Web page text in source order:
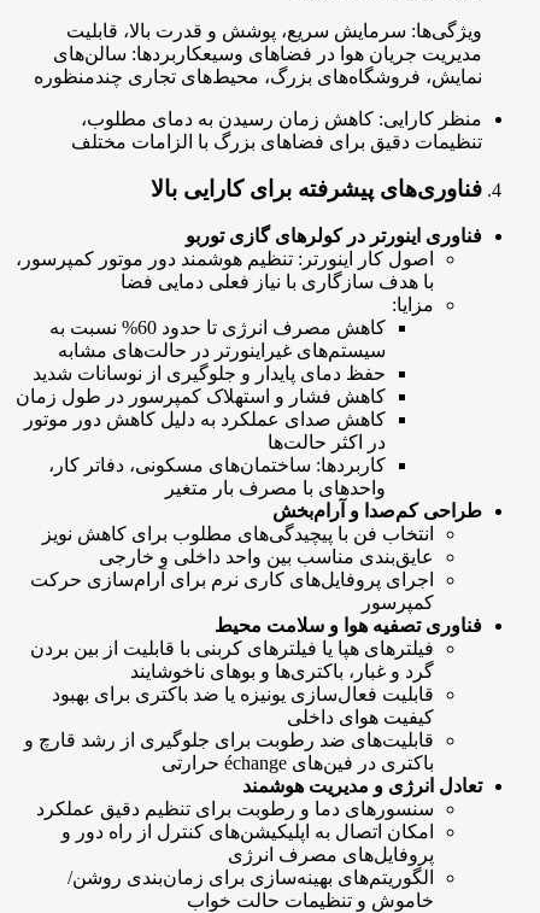
ویژگی‌ها: سرمایش سریع، پوشش و قدرت بالا، قابلیت
مدیریت جریان هوا در فضاهای وسیعکاربردها: سالن‌های
نمایش، فروشگاه‌های بزرگ، محیط‌های تجاری چندمنظوره
منظر کارایی: کاهش زمان رسیدن به دمای مطلوب،
تنظیمات دقیق برای فضاهای بزرگ با الزامات مختلف
فناوری‌های پیشرفته برای کارایی بالا
فناوری اینورتر در کولرهای گازی توربو
اصول کار اینورتر: تنظیم هوشمند دور موتور کمپرسور،
با هدف سازگاری با نیاز فعلی دمایی فضا
مزایا:
کاهش مصرف انرژی تا حدود 60% نسبت به
سیستم‌های غیراینورتر در حالت‌های مشابه
حفظ دمای پایدار و جلوگیری از نوسانات شدید
کاهش فشار و استهلاک کمپرسور در طول زمان
کاهش صدای عملکرد به دلیل کاهش دور موتور
در اکثر حالت‌ها
کاربردها: ساختمان‌های مسکونی، دفاتر کار،
واحدهای با مصرف بار متغیر
طراحی کم‌صدا و آرام‌بخش
انتخاب فن با پیچیدگی‌های مطلوب برای کاهش نویز
عایق‌بندی مناسب بین واحد داخلی و خارجی
اجرای پروفایل‌های کاری نرم برای آرام‌سازی حرکت
کمپرسور
فناوری تصفیه هوا و سلامت محیط
فیلترهای هپا یا فیلترهای کربنی با قابلیت از بین بردن
گرد و غبار، باکتری‌ها و بوهای ناخوشایند
قابلیت فعال‌سازی یونیزه یا ضد باکتری برای بهبود
کیفیت هوای داخلی
قابلیت‌های ضد رطوبت برای جلوگیری از رشد قارچ و
باکتری در فین‌های échange حرارتی
تعادل انرژی و مدیریت هوشمند
سنسورهای دما و رطوبت برای تنظیم دقیق عملکرد
امکان اتصال به اپلیکیشن‌های کنترل از راه دور و
پروفایل‌های مصرف انرژی
الگوریتم‌های بهینه‌سازی برای زمان‌بندی روشن/
خاموش و تنظیمات حالت خواب